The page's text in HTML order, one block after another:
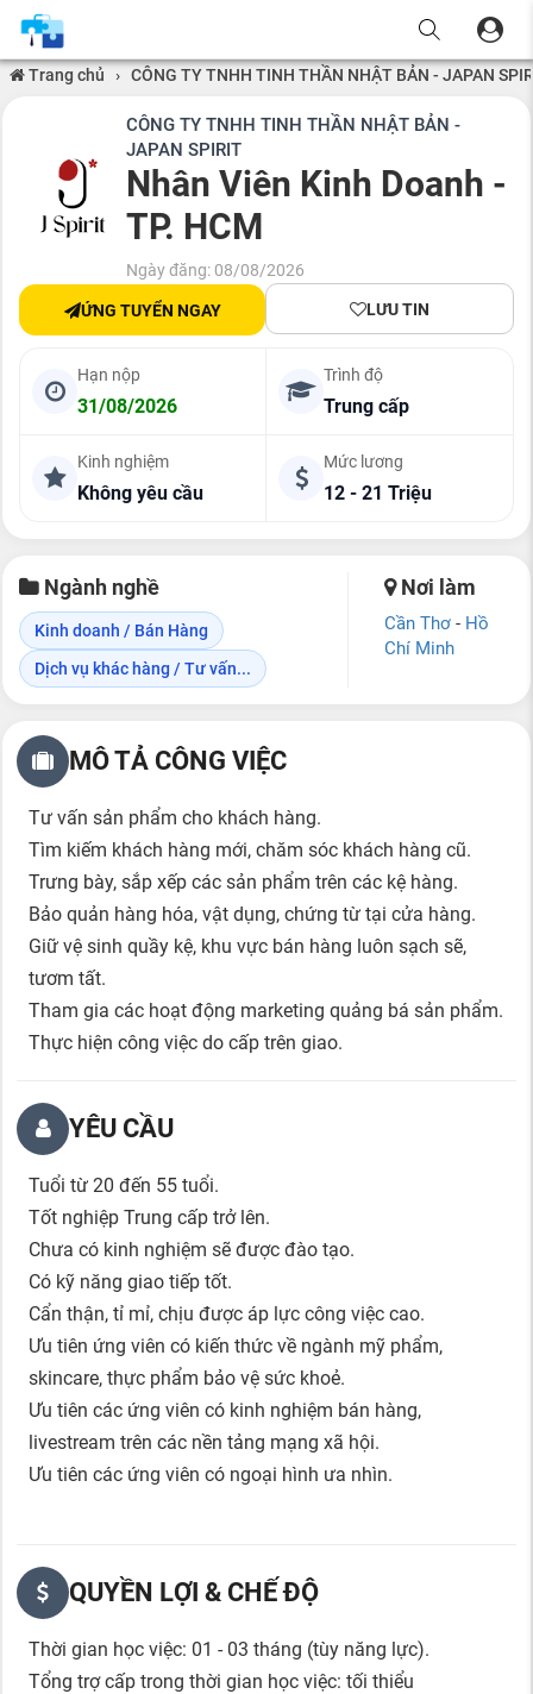
Trang chủ › CÔNG TY TNHH TINH THẦN NHẬT BẢN - JAPAN
CÔNG TY TNHH TINH THẦN NHẬT BẢN -
JAPAN SPIRIT
Nhân Viên Kinh Doanh -
TP. HCM
Ngày đăng: 08/08/2026
ỨNG TUYỂN NGAY LƯU TIN
Hạn nộp
31/08/2026
Trình độ
Trung cấp
Kinh nghiệm
Không yêu cầu
Mức lương
12 - 21 Triệu
Ngành nghề
Kinh doanh / Bán Hàng
Dịch vụ khác hàng / Tư vấn...
Nơi làm
Cần Thơ- Hồ
Chí Minh
MÔ TẢ CÔNG VIỆC
Tư vấn sản phẩm cho khách hàng.
Tìm kiếm khách hàng mới, chăm sóc khách hàng cũ.
Trưng bày, sắp xếp các sản phẩm trên các kệ hàng.
Bảo quản hàng hóa, vật dụng, chứng từ tại cửa hàng.
Giữ vệ sinh quầy kệ, khu vực bán hàng luôn sạch sẽ,
tươm tất.
Tham gia các hoạt động marketing quảng bá sản phẩm.
Thực hiện công việc do cấp trên giao.
YÊU CẦU
Tuổi từ 20 đến 55 tuổi.
Tốt nghiệp Trung cấp trở lên.
Chưa có kinh nghiệm sẽ được đào tạo.
Có kỹ năng giao tiếp tốt.
Cẩn thận, tỉ mỉ, chịu được áp lực công việc cao.
Ưu tiên ứng viên có kiến thức về ngành mỹ phẩm,
skincare, thực phẩm bảo vệ sức khoẻ.
Ưu tiên các ứng viên có kinh nghiệm bán hàng,
livestream trên các nền tảng mạng xã hội.
Ưu tiên các ứng viên có ngoại hình ưa nhìn.
QUYỀN LỢI & CHẾ ĐỘ
Thời gian học việc: 01 - 03 tháng (tùy năng lực).
Tổng trợ cấp trong thời gian học việc: tối thiểu